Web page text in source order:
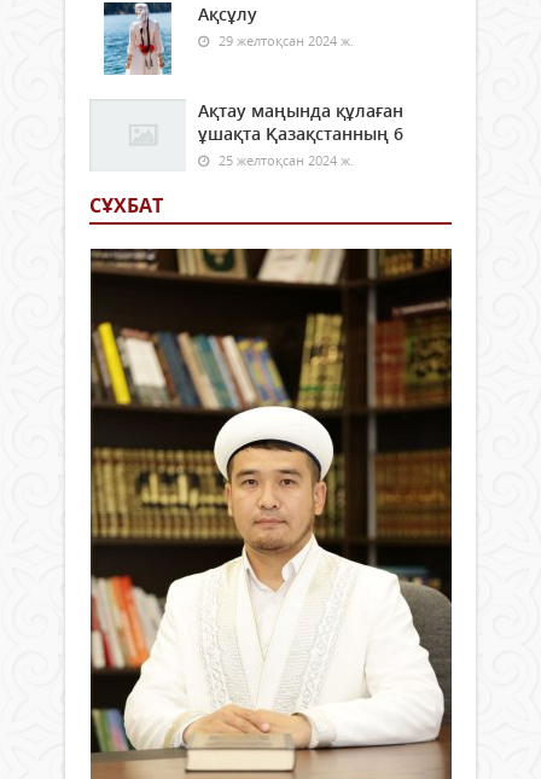
Ақсұлу
29 желтоқсан 2024 ж.
Ақтау маңында құлаған
ұшақта Қазақстанның 6
25 желтоқсан 2024 ж.
СҰХБАТ